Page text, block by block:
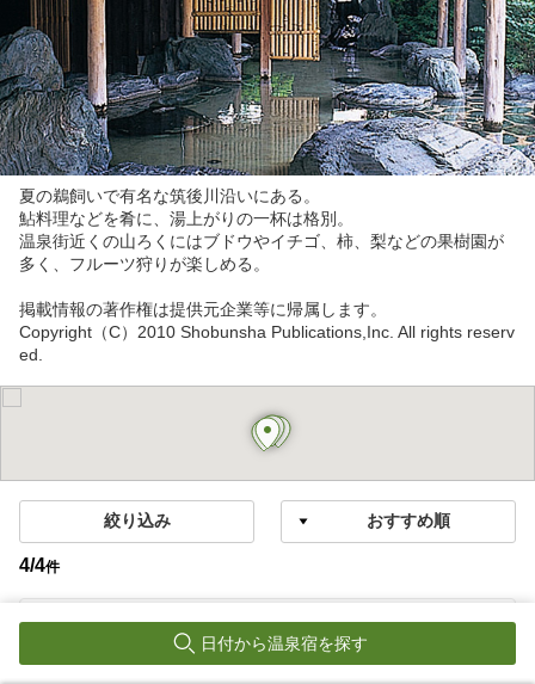
夏の鵜飼いで有名な筑後川沿いにある。
鮎料理などを肴に、湯上がりの一杯は格別。
温泉街近くの山ろくにはブドウやイチゴ、柿、梨などの果樹園が
多く、フルーツ狩りが楽しめる。
掲載情報の著作権は提供元企業等に帰属します。
Copyright（C）2010 Shobunsha Publications,Inc. All rights reserv
ed.
絞り込み
4/4件
筑後川温泉 清乃屋
日付から温泉宿を探す